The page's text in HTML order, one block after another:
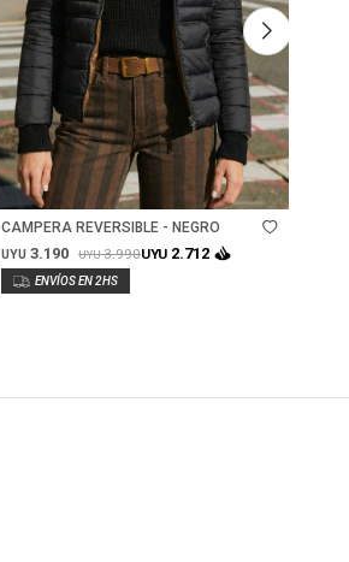
Talle
CAMPERA REVERSIBLE - NEGRO
UYU 3.190 UYU3.990UYU 2.712